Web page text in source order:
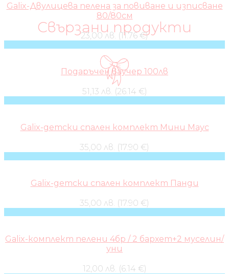
Свързани продукти
Galix-Двулицева пелена за повиване и изписване
80/80см
23,00 лв. (11.76 €)
Подаръчен ваучер 100лв
51,13 лв. (26.14 €)
Galix-детски спален комплект Мини Маус
35,00 лв. (17.90 €)
Galix-детски спален комплект Панди
35,00 лв. (17.90 €)
Galix-комплект пелени 4бр / 2 бархет+2 муселин/
уни
12,00 лв. (6.14 €)